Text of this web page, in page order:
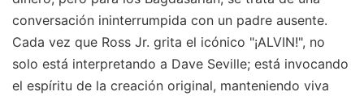
conversación ininterrumpida con un padre ausente.
Cada vez que Ross Jr. grita el icónico "¡ALVIN!", no
solo está interpretando a Dave Seville; está invocando
el espíritu de la creación original, manteniendo viva